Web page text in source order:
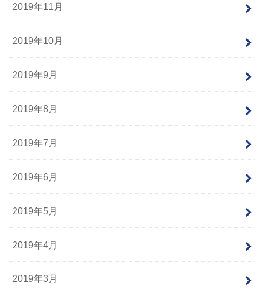
2019年11月
2019年10月
2019年9月
2019年8月
2019年7月
2019年6月
2019年5月
2019年4月
2019年3月